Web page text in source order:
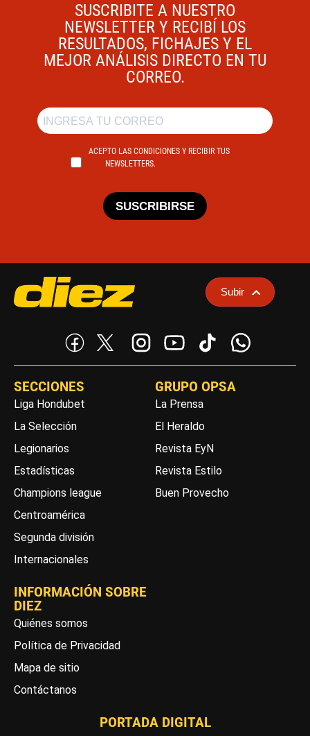
SUSCRIBITE A NUESTRO
NEWSLETTER Y RECIBÍ LOS
RESULTADOS, FICHAJES Y EL
MEJOR ANÁLISIS DIRECTO EN TU
CORREO.
ACEPTO LAS CONDICIONES Y RECIBIR TUS
NEWSLETTERS.
SUSCRIBIRSE
Subir
SECCIONES
Liga Hondubet
La Selección
Legionarios
Estadísticas
Champions league
Centroamérica
Segunda división
Internacionales
GRUPO OPSA
La Prensa
El Heraldo
Revista EyN
Revista Estilo
Buen Provecho
INFORMACIÓN SOBRE
DIEZ
Quiénes somos
Política de Privacidad
Mapa de sitio
Contáctanos
PORTADA DIGITAL